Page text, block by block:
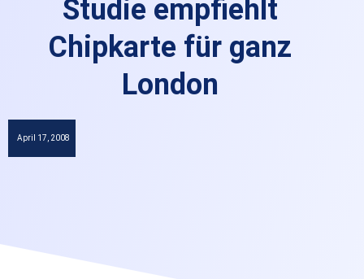
Studie empfiehlt
Chipkarte für ganz
London
April 17, 2008